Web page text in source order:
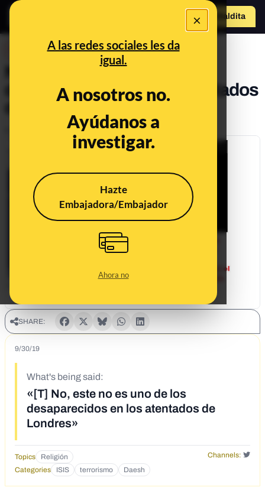
×
A las redes sociales les da
igual.
A nosotros no.
Ayúdanos a
investigar.
Hazte
Embajadora/Embajador
Ahora no
Hazte Maldita
No, este no es uno de los
desaparecidos en los atentados
de Londres
Jun 4, 2017, 12:00:00 AM
SHARE:
9/30/19
What's being said:
«[T] No, este no es uno de los
desaparecidos en los atentados de
Londres»
Topics Religión
Channels:
Categories
ISIS terrorismo Daesh